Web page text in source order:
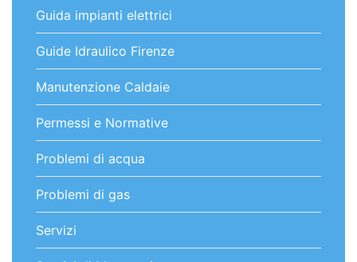
Guida impianti elettrici
Guide Idraulico Firenze
Manutenzione Caldaie
Permessi e Normative
Problemi di acqua
Problemi di gas
Servizi